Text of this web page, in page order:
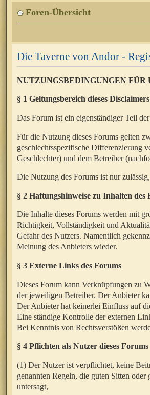
Foren-Übersicht
Die Taverne von Andor -
NUTZUNGSBEDINGUNGEN FÜR
§ 1 Geltungsbereich dieses Disclaimers
Das Forum ist ein eigenständiger Teil
Für die Nutzung dieses Forums gelten
geschlechtsspezifische Differenzierung
Geschlechter) und dem Betreiber
Die Nutzung des Forums ist nur
§ 2 Haftungshinweise zu Inhalten des
Die Inhalte dieses Forums werden mit
Richtigkeit, Vollständigkeit und
Gefahr des Nutzers. Namentlich
Meinung des Anbieters wieder.
§ 3 Externe Links des Forums
Dieses Forum kann Verknüpfungen zu
der jeweiligen Betreiber. Der Anbieter
Der Anbieter hat keinerlei Einfluss auf
Eine ständige Kontrolle der externen
Bei Kenntnis von Rechtsverstößen
§ 4 Pflichten als Nutzer dieses Forums
(1) Der Nutzer ist verpflichtet, keine
genannten Regeln, die guten Sitten oder
untersagt,